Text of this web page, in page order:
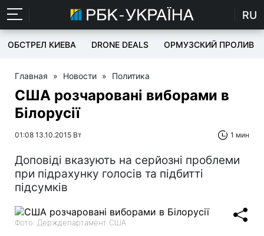
RU
ОБСТРЕЛ КИЕВА DRONE DEALS ОРМУЗСКИЙ ПРОЛИВ
Главная » Новости » Политика
США розчаровані виборами в
Білорусії
01:08 13.10.2015 Вт 1 мин
Доповіді вказують на серйозні проблеми
при підрахунку голосів та підбитті
підсумків
Фото: Держдепартамент США